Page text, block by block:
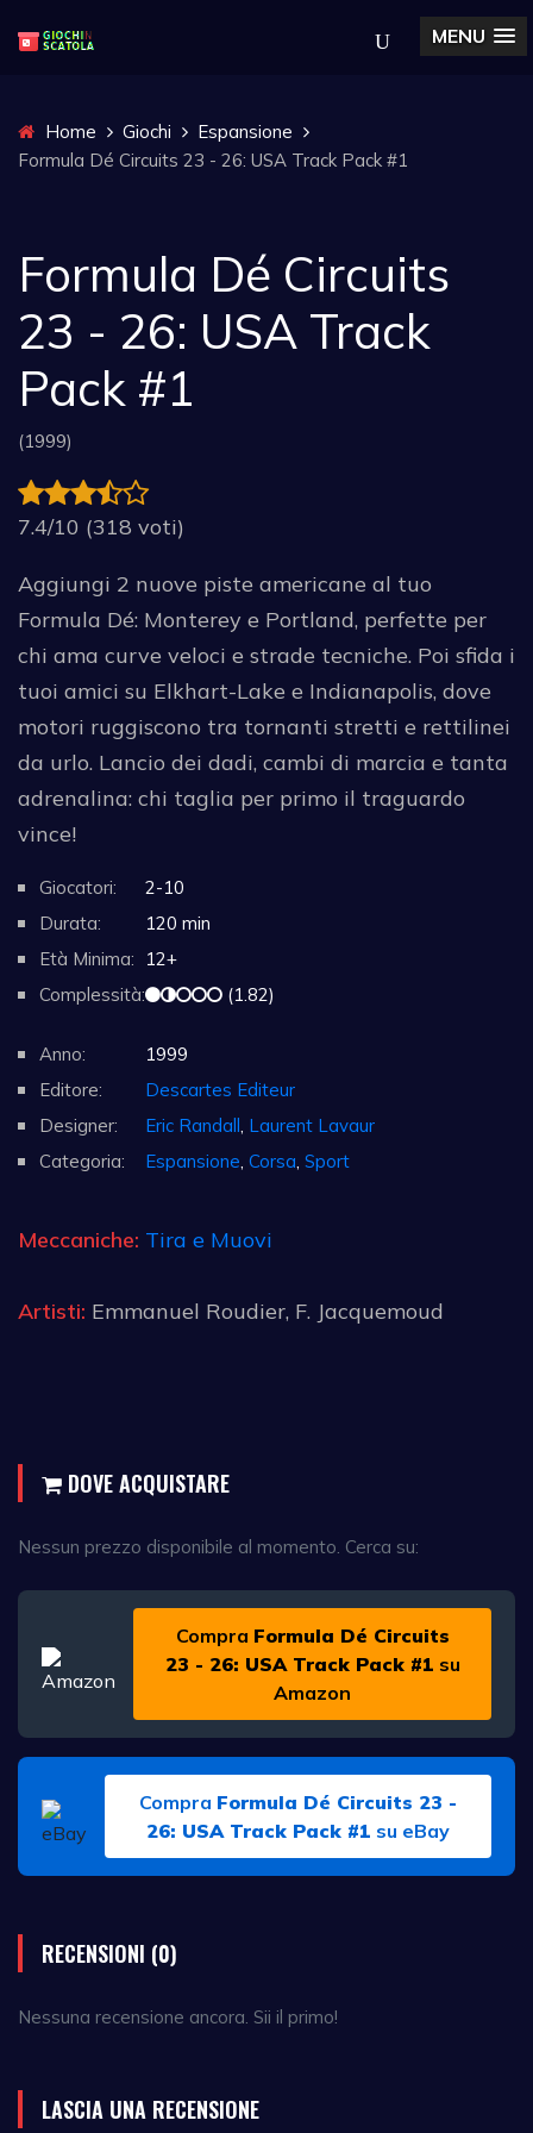
MENU
Home Giochi
Espansione
Formula Dé Circuits 23 - 26: USA Track Pack #1
Formula Dé Circuits
23 - 26: USA Track
Pack #1
(1999)
7.4/10 (318 voti)
Aggiungi 2 nuove piste americane al tuo
Formula Dé: Monterey e Portland, perfette per
chi ama curve veloci e strade tecniche. Poi sfida i
tuoi amici su Elkhart-Lake e Indianapolis, dove
motori ruggiscono tra tornanti stretti e rettilinei
da urlo. Lancio dei dadi, cambi di marcia e tanta
adrenalina: chi taglia per primo il traguardo
vince!
Giocatori:
2-10
Durata:
120 min
Età Minima:
12+
Complessità:
(1.82)
Anno:
1999
Editore:
Descartes Editeur
Designer:
Eric Randall Laurent Lavaur
Categoria:
Espansione Corsa Sport
Meccaniche: Tira e Muovi
Artisti: Emmanuel Roudier, F. Jacquemoud
DOVE ACQUISTARE
Nessun prezzo disponibile al momento. Cerca su:
Compra Formula Dé Circuits
23 - 26: USA Track Pack #1 su
Amazon
Compra Formula Dé Circuits 23 -
26: USA Track Pack #1 su eBay
RECENSIONI (0)
Nessuna recensione ancora. Sii il primo!
LASCIA UNA RECENSIONE